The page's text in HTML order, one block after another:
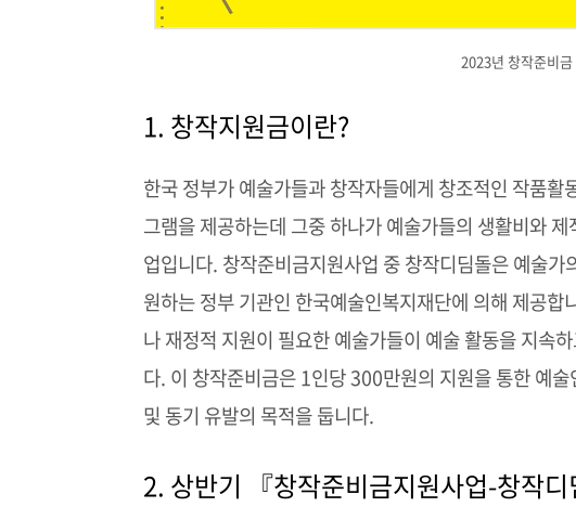
2023년 창작준비금
1. 창작지원금이란?
한국 정부가 예술가들과 창작자들에게 창조적인 작품
그램을 제공하는데 그중 하나가 예술가들의 생활비와
업입니다. 창작준비금지원사업 중 창작디딤돌은 예술
원하는 정부 기관인 한국예술인복지재단에 의해 제공
나 재정적 지원이 필요한 예술가들이 예술 활동을 지속
다. 이 창작준비금은 1인당 300만원의 지원을 통한 예
및 동기 유발의 목적을 둡니다.
2. 상반기 『창작준비금지원사업-창작